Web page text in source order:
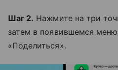
Шаг 2. Нажмите на три
затем в появившемся
«Поделиться».